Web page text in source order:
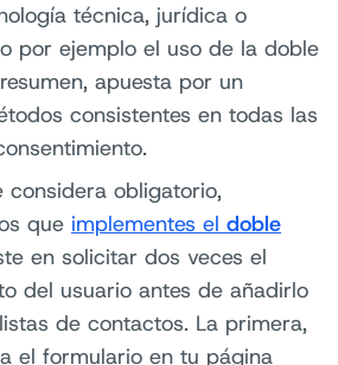
técnica, jurídica o
por ejemplo el uso de la doble
apuesta por un
consistentes en todas las
considera obligatorio,
que implementes el doble
en solicitar dos veces el
del usuario antes de añadirlo
de contactos. La primera,
el formulario en tu página